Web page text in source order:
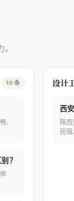
10 条
、
？
设计
西
陕
民